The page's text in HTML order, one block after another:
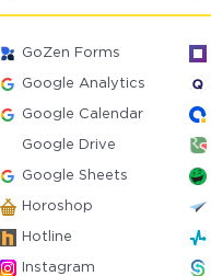
GoZen Forms
Google Analytics
Google Calendar
Google Drive
Google Sheets
Horoshop
Hotline
Instagram